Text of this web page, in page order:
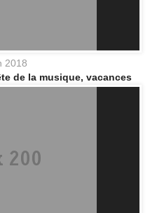
2018
de la musique, vacances